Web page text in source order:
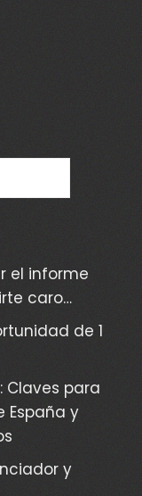
el informe
caro…
de 1
Claves para
España y
y